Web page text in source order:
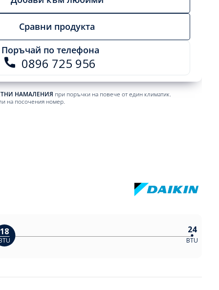
Сравни продукта
Поръчай по телефона
0896 725 956
НАМАЛЕНИЯ при поръчки на повече от един климатик.
на посочения номер.
18 24
BTU